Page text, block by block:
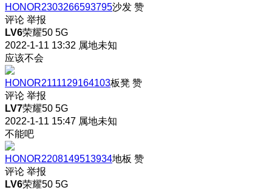
HONOR2303266593795沙发 赞
评论 举报
LV6荣耀50 5G
2022-1-11 13:32 属地未知
应该不会
HONOR2111129164103板凳 赞
评论 举报
LV7荣耀50 5G
2022-1-11 15:47 属地未知
不能吧
HONOR2208149513934地板 赞
评论 举报
LV6荣耀50 5G